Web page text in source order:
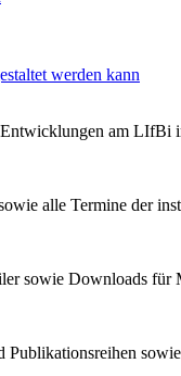
werden kann
Entwicklungen am
alle Termine der
sowie Downloads für